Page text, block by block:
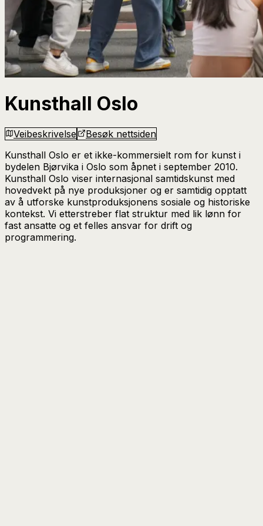
Kunsthall Oslo
Veibeskrivelse
Besøk nettsiden
Kunsthall Oslo er et ikke-kommersielt rom for kunst i
bydelen Bjørvika i Oslo som åpnet i september 2010.
Kunsthall Oslo viser internasjonal samtidskunst med
hovedvekt på nye produksjoner og er samtidig opptatt
av å utforske kunstproduksjonens sosiale og historiske
kontekst. Vi etterstreber flat struktur med lik lønn for
fast ansatte og et felles ansvar for drift og
programmering.